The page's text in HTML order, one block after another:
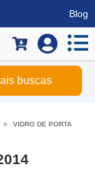
Blog
buscas
VIDRO DE PORTA